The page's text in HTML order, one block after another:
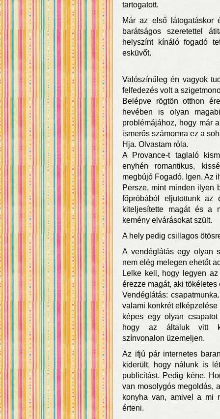
tartogatott.
Már az első látogatáskor
barátságos szeretettel
helyszínt kínáló fogadó
esküvőt.
Valószínűleg én vagyok
felfedezés volt a
Belépve rögtön otthon
hevében is olyan
problémájához, hogy már
ismerős számomra ez a
Hja. Olvastam róla.
A Provance-t taglaló
enyhén romantikus,
megbújó Fogadó. Igen. Az
Persze, mint minden ilyen
főpróbából eljutottunk az
kiteljesítette magát és a
kemény elvárásokat szült.
A hely pedig csillagos
A vendéglátás egy olyan
nem elég melegen ehetőt
Lelke kell, hogy legyen
érezze magát, aki
Vendéglátás:
valami konkrét
képes egy olyan
hogy az általuk vitt
színvonalon üzemeljen.
Az ifjú pár internetes
kiderült, hogy nálunk is
publicitást. Pedig kéne.
van mosolygós megoldás,
konyha van, amivel a mi
érteni.